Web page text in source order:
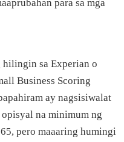
para sa mga
hilingin sa Experian o
Business Scoring
ay nagsisiwalat
na minimum ng
pero maaaring humingi